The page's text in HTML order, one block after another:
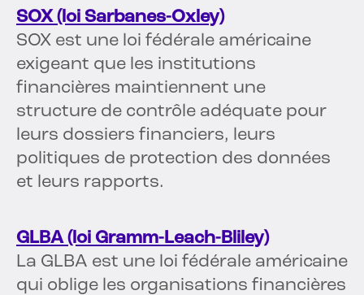
SOX (loi Sarbanes-Oxley)
SOX est une loi fédérale américaine
exigeant que les institutions
financières maintiennent une
structure de contrôle adéquate pour
leurs dossiers financiers, leurs
politiques de protection des données
et leurs rapports.
GLBA (loi Gramm-Leach-Bliley)
La GLBA est une loi fédérale américaine
qui oblige les organisations financières